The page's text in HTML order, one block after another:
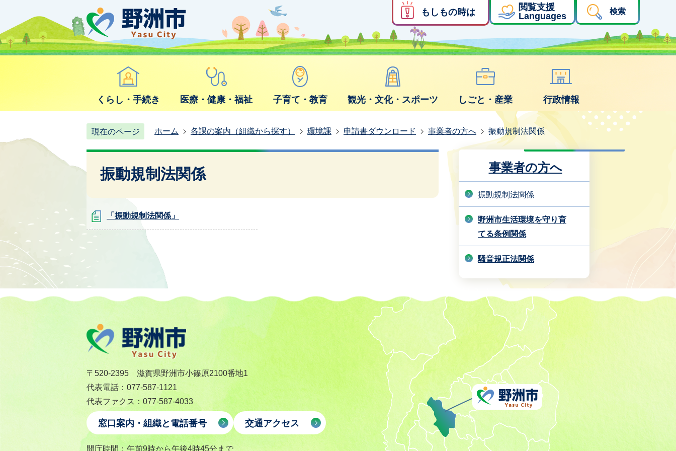
もしもの時は
閲覧支援
Languages
検索
くらし・手続き 医療・健康・福祉 子育て・教育 観光・文化・スポーツ しごと・産業 行政情報
現在のページ ホーム 各課の案内（組織から探す） 環境課 申請書ダウンロード 事業者の方へ 振動規制法関係
振動規制法関係
「振動規制法関係」
事業者の方へ
振動規制法関係
野洲市生活環境を守り育
てる条例関係
騒音規正法関係
〒520-2395 滋賀県野洲市小篠原2100番地1
代表電話：077-587-1121
代表ファクス：077-587-4033
窓口案内・組織と電話番号 交通アクセス
開庁時間：午前9時から午後4時45分まで